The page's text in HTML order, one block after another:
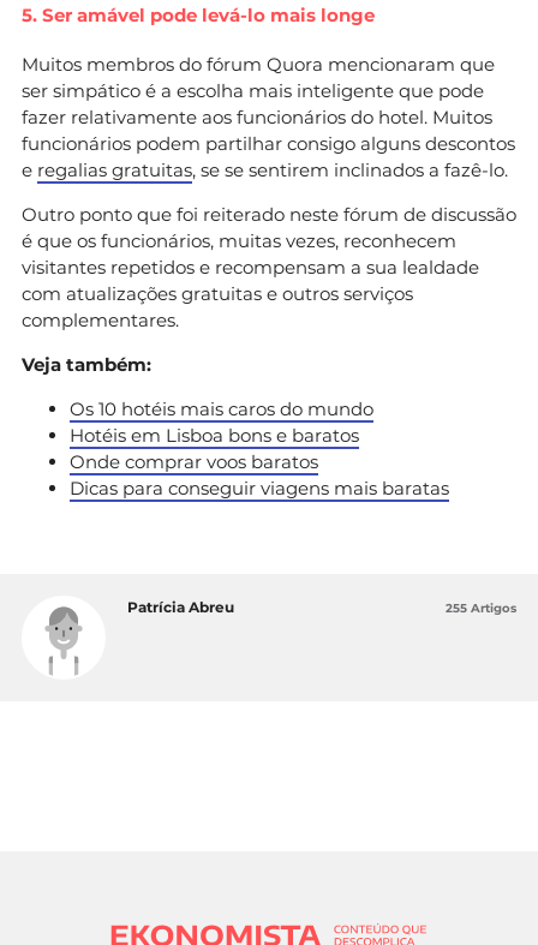
5. Ser amável pode levá-lo mais longe
Muitos membros do fórum Quora mencionaram que
ser simpático é a escolha mais inteligente que pode
fazer relativamente aos funcionários do hotel. Muitos
funcionários podem partilhar consigo alguns descontos
e regalias gratuitas, se se sentirem inclinados a fazê-lo.
Outro ponto que foi reiterado neste fórum de discussão
é que os funcionários, muitas vezes, reconhecem
visitantes repetidos e recompensam a sua lealdade
com atualizações gratuitas e outros serviços
complementares.
Veja também:
Os 10 hotéis mais caros do mundo
Hotéis em Lisboa bons e baratos
Onde comprar voos baratos
Dicas para conseguir viagens mais baratas
Patrícia Abreu 255 Artigos